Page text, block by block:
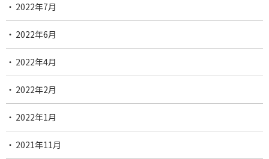
2022年7月
2022年6月
2022年4月
2022年2月
2022年1月
2021年11月